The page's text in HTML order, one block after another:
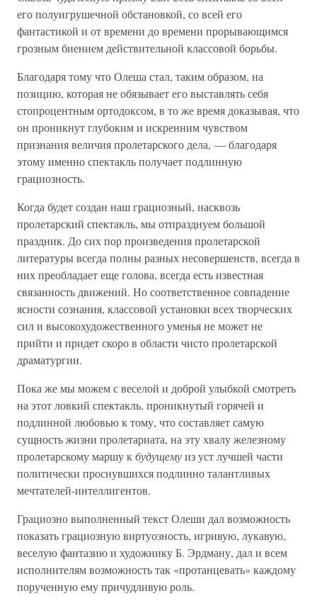
его полуигрушечной обстановкой, со всей его
фантастикой и от времени до времени прорывающимся
грозным биением действительной классовой борьбы.
Благодаря тому что Олеша стал, таким образом, на
позицию, которая не обязывает его выставлять себя
стопроцентным ортодоксом, в то же время доказывая, что
он проникнут глубоким и искренним чувством
признания величия пролетарского дела, — благодаря
этому именно спектакль получает подлинную
грациозность.
Когда будет создан наш грациозный, насквозь
пролетарский спектакль, мы отпразднуем большой
праздник. До сих пор произведения пролетарской
литературы всегда полны разных несовершенств, всегда в
них преобладает еще голова, всегда есть известная
связанность движений. Но соответственное совпадение
ясности сознания, классовой установки всех творческих
сил и высокохудожественного уменья не может не
прийти и придет скоро в области чисто пролетарской
драматургии.
Пока же мы можем с веселой и доброй улыбкой смотреть
на этот ловкий спектакль, проникнутый горячей и
подлинной любовью к тому, что составляет самую
сущность жизни пролетариата, на эту хвалу железному
пролетарскому маршу кбудущемуиз уст лучшей части
политически проснувшихся подлинно талантливых
мечтателей-интеллигентов.
Грациозно выполненный текст Олеши дал возможность
показать грациозную виртуозность, игривую, лукавую,
веселую фантазию и художнику Б. Эрдману, дал и всем
исполнителям возможность так «протанцевать» каждому
порученную ему причудливую роль.